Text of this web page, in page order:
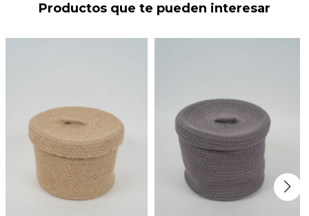
Productos que te pueden interesar